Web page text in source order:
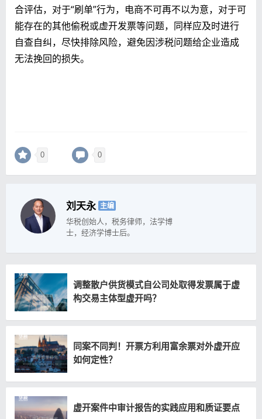
合评估，对于“刷单”行为，电商不可再不以为意，对于可
能存在的其他偷税或虚开发票等问题，同样应及时进行
自查自纠，尽快排除风险，避免因涉税问题给企业造成
无法挽回的损失。
0 0
刘天永 主编
华税创始人，税务律师，法学博
士，经济学博士后。
调整散户供货模式自公司处取得发票属于虚
构交易主体型虚开吗？
同案不同判！开票方利用富余票对外虚开应
如何定性？
虚开案件中审计报告的实践应用和质证要点